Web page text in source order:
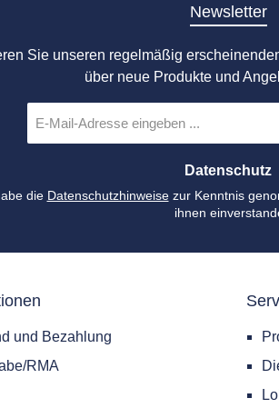
Newsletter
Sie unseren regelmäßig
über neue Produkte und
Mail-
Adresse
Datenschutz
die Datenschutzhinweisezur Kenntnis
ihnen
und Bezahlung
RMA